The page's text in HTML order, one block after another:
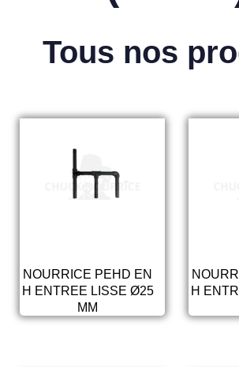
Tous nos
NOURRICE PEHD EN
H ENTREE LISSE Ø25
MM
H